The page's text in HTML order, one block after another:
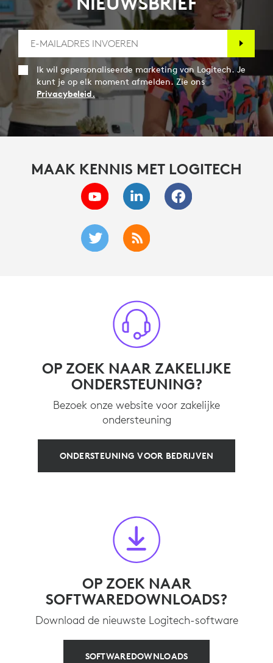
Ik wil gepersonaliseerde marketing van Logitech. Je
kunt je op elk moment afmelden. Zie ons
Privacybeleid.
MAAK KENNIS MET LOGITECH
OP ZOEK NAAR ZAKELIJKE
ONDERSTEUNING?
Bezoek onze website voor zakelijke
ondersteuning
ONDERSTEUNING VOOR BEDRIJVEN
OP ZOEK NAAR
SOFTWAREDOWNLOADS?
Download de nieuwste Logitech-software
SOFTWAREDOWNLOADS